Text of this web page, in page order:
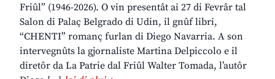
Friûl” (1946-2026). O vin presentât ai 27 di Fevrâr tal
Salon di Palaç Belgrado di Udin, il gnûf libri,
“CHENTI” romanç furlan di Diego Navarria. A son
intervegnûts la gjornaliste Martina Delpiccolo e il
diretôr da La Patrie dal Friûl Walter Tomada, l’autôr